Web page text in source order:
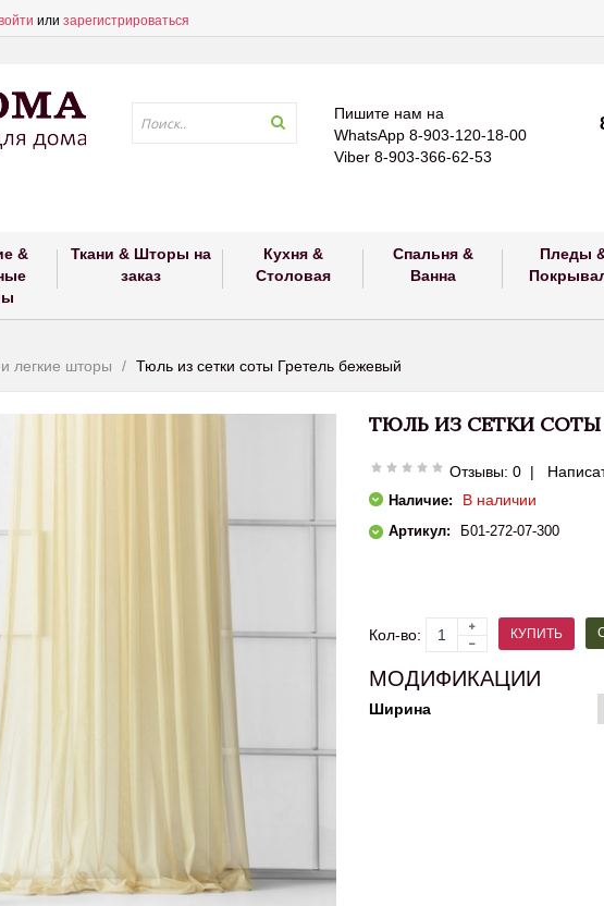
или зарегистрироваться
Пишите нам на
WhatsApp 8-903-120-18-00
Viber 8-903-366-62-53
&
Ткани & Шторы на
заказ
Кухня &
Столовая
Спальня &
Ванна
Пледы
легкие шторы Тюль из сетки соты Гретель бежевый
ТЮЛЬ ИЗ СЕТКИ СОТЫ
Отзывы: 0|
Наличие: В наличии
Артикул: Б01-272-07-300
Кол-во: КУПИТЬ
МОДИФИКАЦИИ
Ширина